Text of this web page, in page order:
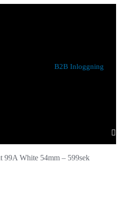
B2B Inloggning
99A White 54mm – 599sek